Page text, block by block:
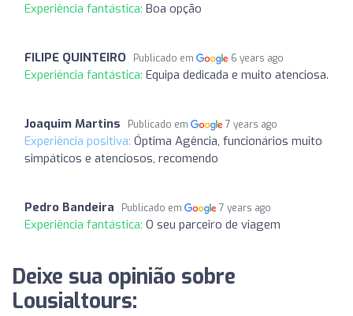
Experiência fantástica: Boa opção
FILIPE QUINTEIRO Publicado em 6 years ago
Experiência fantástica: Equipa dedicada e muito atenciosa.
Joaquim Martins Publicado em 7 years ago
Experiência positiva: Óptima Agência, funcionários muito
simpáticos e atenciosos, recomendo
Pedro Bandeira Publicado em 7 years ago
Experiência fantástica: O seu parceiro de viagem
Deixe sua opinião sobre
Lousialtours: